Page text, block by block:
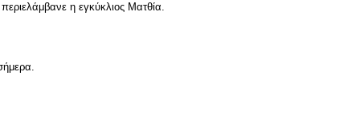
η εγκύκλιος Ματθία.